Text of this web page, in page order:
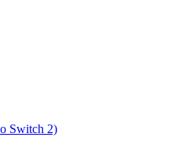
Switch 2)